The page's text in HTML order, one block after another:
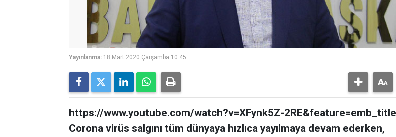
Yayınlanma: 18 Mart 2020 Çarşamba 10:45
https://www.youtube.com/watch?v=XFynk5Z-2RE&feature=emb_title
Corona virüs salgını tüm dünyaya hızlıca yayılmaya devam ederken,